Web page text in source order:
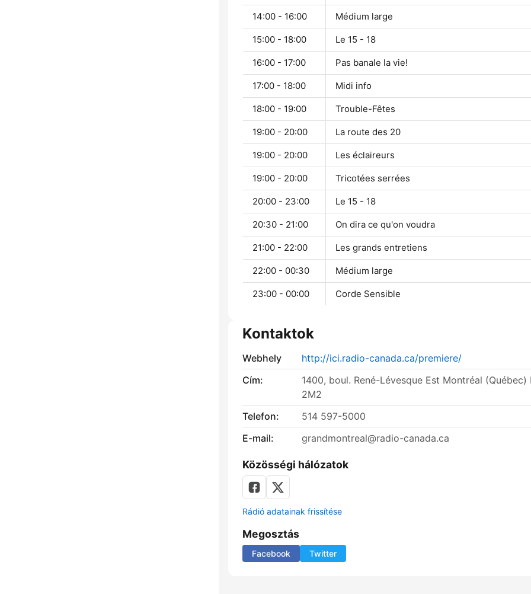
14:00 - 16:00 Médium large
15:00 - 18:00 Le 15 - 18
16:00 - 17:00 Pas banale la vie!
17:00 - 18:00 Midi info
18:00 - 19:00 Trouble-Fêtes
19:00 - 20:00 La route des 20
19:00 - 20:00 Les éclaireurs
19:00 - 20:00 Tricotées serrées
20:00 - 23:00 Le 15 - 18
20:30 - 21:00 On dira ce qu'on voudra
21:00 - 22:00 Les grands entretiens
22:00 - 00:30 Médium large
23:00 - 00:00 Corde Sensible
Kontaktok
Webhely
http://ici.radio-canada.ca/premiere/
Cím:
1400, boul. René-Lévesque Est Montréal (Québec)
2M2
Telefon:
514 597-5000
E-mail:
grandmontreal@radio-canada.ca
Közösségi hálózatok
Rádió adatainak frissítése
Megosztás
Facebook Twitter